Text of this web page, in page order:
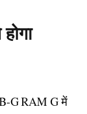
G RAM G में